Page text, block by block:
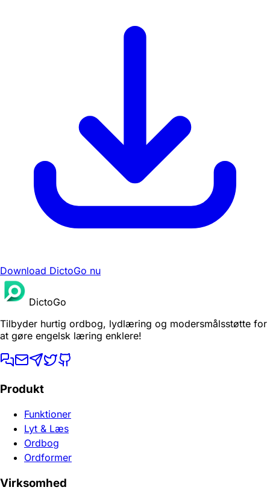
Download DictoGo nu
DictoGo
Tilbyder hurtig ordbog, lydlæring og modersmålsstøtte for
at gøre engelsk læring enklere!
Produkt
Funktioner
Lyt & Læs
Ordbog
Ordformer
Virksomhed